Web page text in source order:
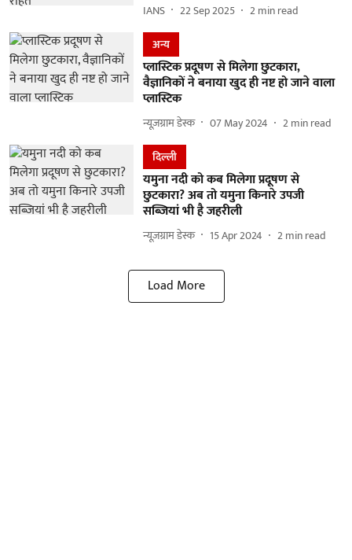
IANS 22 Sep 2025 2min read
अन्य
प्लास्टिक प्रदूषण से मिलेगा छुटकारा,
वैज्ञानिकों ने बनाया खुद ही नष्ट हो जाने वाला
प्लास्टिक
न्यूज़ग्राम डेस्क 07 May 2024 2min read
दिल्ली
यमुना नदी को कब मिलेगा प्रदूषण से
छुटकारा? अब तो यमुना किनारे उपजी
सब्जियां भी है जहरीली
न्यूज़ग्राम डेस्क 15 Apr 2024 2min read
Load More